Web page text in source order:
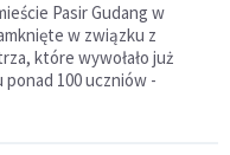
Pasir Gudang w
w związku z
które wywołało już
100 uczniów -